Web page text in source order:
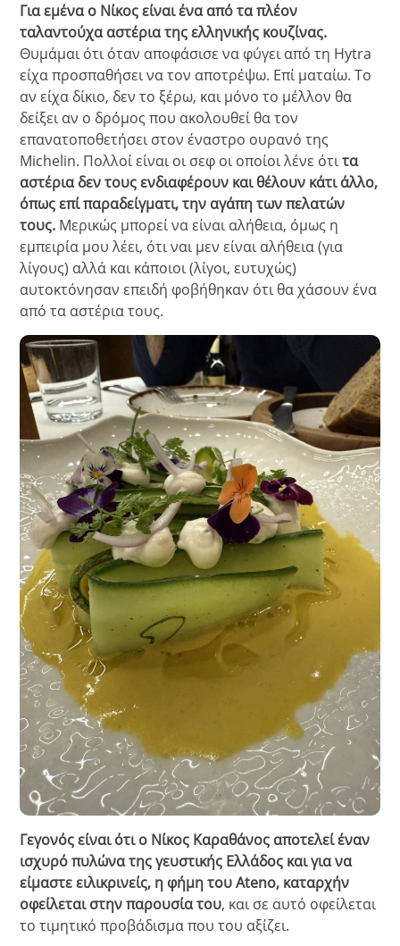
Για εμένα ο Νίκος είναι ένα από τα πλέον
ταλαντούχα αστέρια της ελληνικής κουζίνας.
Θυμάμαι ότι όταν αποφάσισε να φύγει από τη Hytra
είχα προσπαθήσει να τον αποτρέψω. Επί ματαίω. Το
αν είχα δίκιο, δεν το ξέρω, και μόνο το μέλλον θα
δείξει αν ο δρόμος που ακολουθεί θα τον
επανατοποθετήσει στον έναστρο ουρανό της
Michelin. Πολλοί είναι οι σεφ οι οποίοι λένε ότιτα
αστέρια δεν τους ενδιαφέρουν και θέλουν κάτι άλλο,
όπως επί παραδείγματι, την αγάπη των πελατών
τους. Μερικώς μπορεί να είναι αλήθεια, όμως η
εμπειρία μου λέει, ότι ναι μεν είναι αλήθεια (για
λίγους) αλλά και κάποιοι (λίγοι, ευτυχώς)
αυτοκτόνησαν επειδή φοβήθηκαν ότι θα χάσουν ένα
από τα αστέρια τους.
Γεγονός είναι ότι ο Νίκος Καραθάνος αποτελεί έναν
ισχυρό πυλώνα της γευστικής Ελλάδος και για να
είμαστε ειλικρινείς, η φήμη του Ateno, καταρχήν
οφείλεται στην παρουσία του, και σε αυτό οφείλεται
το τιμητικό προβάδισμα που του αξίζει.